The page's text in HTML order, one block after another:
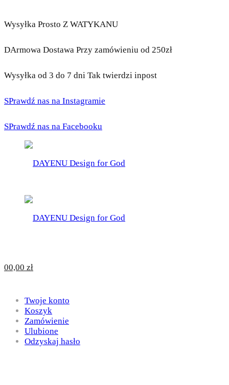
Wysyłka Prosto Z WATYKANU
DArmowa Dostawa Przy zamówieniu od 250zł
Wysyłka od 3 do 7 dni Tak twierdzi inpost
SPrawdź nas na Instagramie
SPrawdź nas na Facebooku
for
God
DAYENU
Design
00,00 zł
Twoje konto
Koszyk
Zamówienie
Ulubione
Odzyskaj hasło